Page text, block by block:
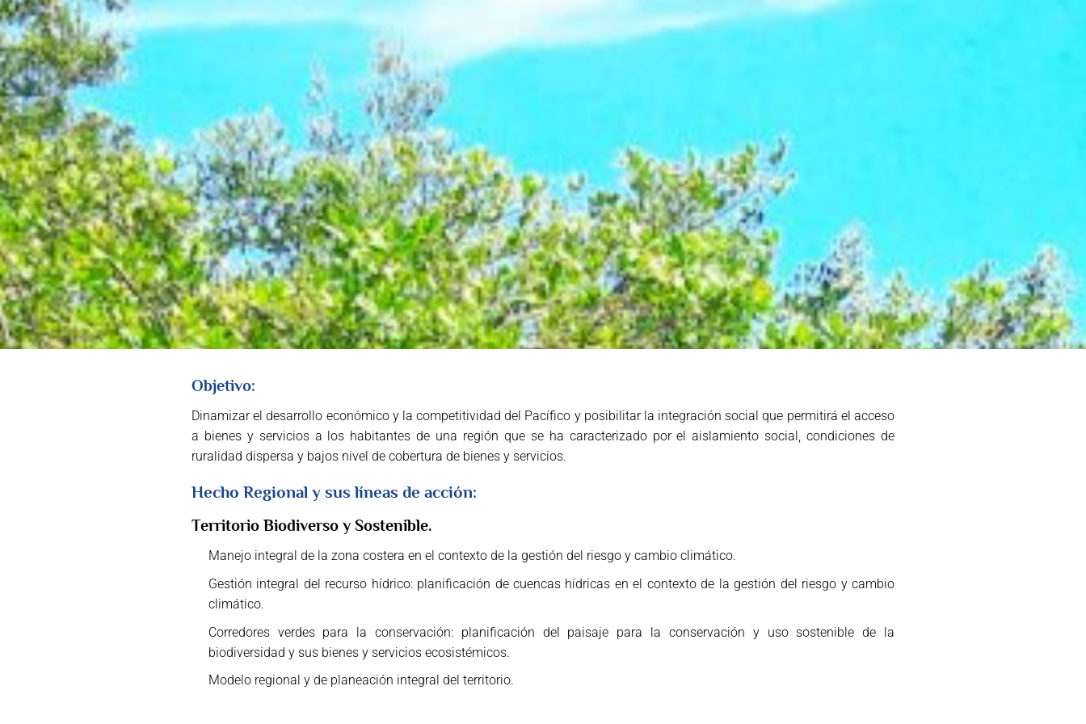
Objetivo:
Dinamizar el desarrollo económico y la competitividad del Pacífico y posibilitar la integración social que permitirá el acceso
a bienes y servicios a los habitantes de una región que se ha caracterizado por el aislamiento social, condiciones de
ruralidad dispersa y bajos nivel de cobertura de bienes y servicios.
Hecho Regional y sus líneas de acción:
Territorio Biodiverso y Sostenible.
Manejo integral de la zona costera en el contexto de la gestión del riesgo y cambio climático.
Gestión integral del recurso hídrico: planificación de cuencas hídricas en el contexto de la gestión del riesgo y cambio
climático.
Corredores verdes para la conservación: planificación del paisaje para la conservación y uso sostenible de la
biodiversidad y sus bienes y servicios ecosistémicos.
Modelo regional y de planeación integral del territorio.